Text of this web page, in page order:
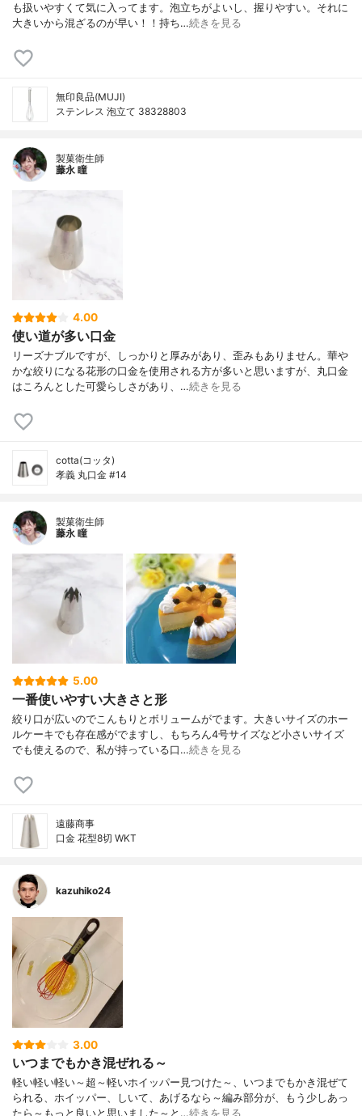
も扱いやすくて気に入ってます。泡立ちがよいし、握りやすい。それに
大きいから混ざるのが早い！！持ち…続きを見る
無印良品(MUJI)
ステンレス 泡立て 38328803
製菓衛生師
藤永 瞳
4.00
使い道が多い口金
リーズナブルですが、しっかりと厚みがあり、歪みもありません。華や
かな絞りになる花形の口金を使用される方が多いと思いますが、丸口金
はころんとした可愛らしさがあり、…続きを見る
cotta(コッタ)
孝義 丸口金 #14
製菓衛生師
藤永 瞳
5.00
一番使いやすい大きさと形
絞り口が広いのでこんもりとボリュームがでます。大きいサイズのホー
ルケーキでも存在感がでますし、もちろん4号サイズなど小さいサイズ
でも使えるので、私が持っている口…続きを見る
遠藤商事
口金 花型8切 WKT
kazuhiko24
3.00
いつまでもかき混ぜれる～
軽い軽い軽い～超～軽いホイッパー見つけた～、いつまでもかき混ぜて
られる、ホイッパー、しいて、あげるなら～編み部分が、もう少しあっ
たら～もっと良いと思いました～と…続きを見る